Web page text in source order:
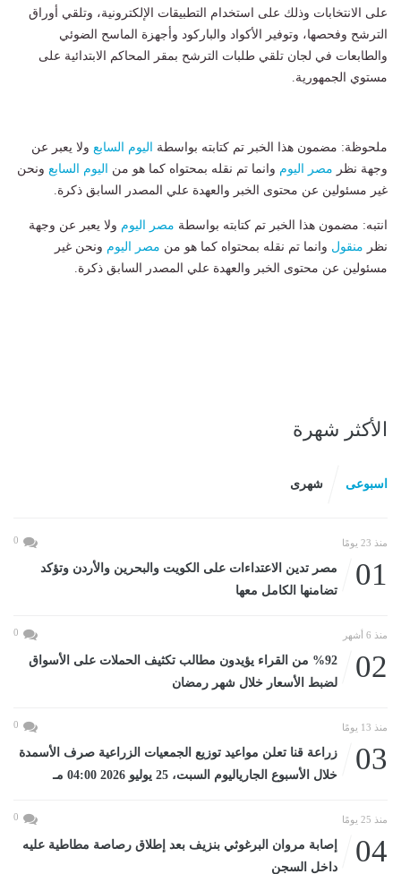
على الانتخابات وذلك على استخدام التطبيقات الإلكترونية، وتلقي أوراق
الترشح وفحصها، وتوفير الأكواد والباركود وأجهزة الماسح الضوئي
والطابعات في لجان تلقي طلبات الترشح بمقر المحاكم الابتدائية على
مستوي الجمهورية.
ملحوظة: مضمون هذا الخبر تم كتابته بواسطة اليوم السابع ولا يعبر عن
وجهة نظر مصر اليوم وانما تم نقله بمحتواه كما هو من اليوم السابع ونحن
غير مسئولين عن محتوى الخبر والعهدة علي المصدر السابق ذكرة.
انتبه: مضمون هذا الخبر تم كتابته بواسطة مصر اليوم ولا يعبر عن وجهة
نظر منقول وانما تم نقله بمحتواه كما هو من مصر اليوم ونحن غير
مسئولين عن محتوى الخبر والعهدة علي المصدر السابق ذكرة.
الأكثر شهرة
اسبوعى شهرى
منذ 23 يومًا 0
01
مصر تدين الاعتداءات على الكويت والبحرين والأردن وتؤكد
تضامنها الكامل معها
منذ 6 أشهر 0
02
%92 من القراء يؤيدون مطالب تكثيف الحملات على الأسواق
لضبط الأسعار خلال شهر رمضان
منذ 13 يومًا 0
03
زراعة قنا تعلن مواعيد توزيع الجمعيات الزراعية صرف الأسمدة
خلال الأسبوع الجارياليوم السبت، 25 يوليو 2026 04:00 مـ
منذ 25 يومًا 0
04
إصابة مروان البرغوثي بنزيف بعد إطلاق رصاصة مطاطية عليه
داخل السجن